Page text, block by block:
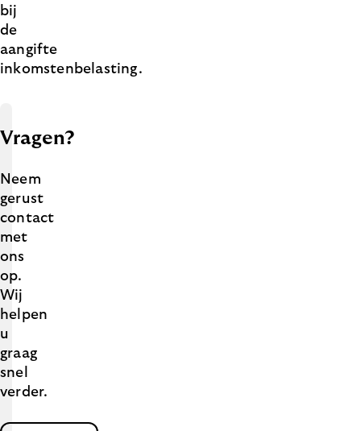
bij
de
aangifte
inkomstenbelasting.
Vragen?
Neem
gerust
contact
met
ons
op.
Wij
helpen
u
graag
snel
verder.